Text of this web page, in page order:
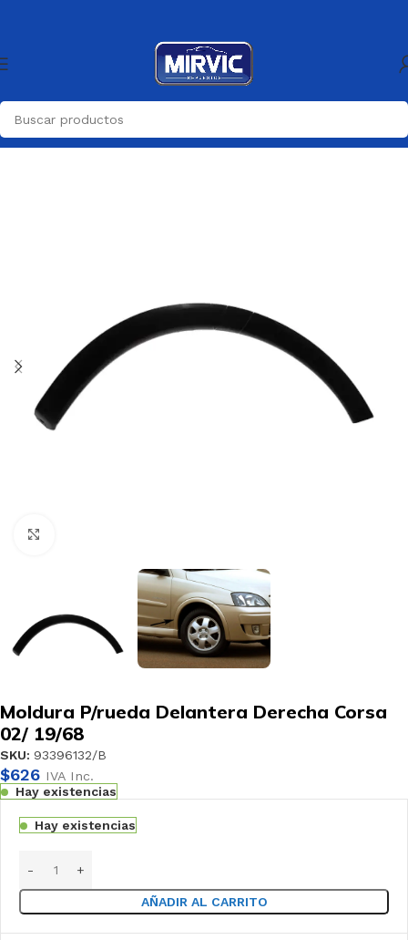
Inicio Carroceria Molduras
Moldura P/rueda Delantera Derecha Corsa
02/ 19/68
SKU: 93396132/B
$626 IVA Inc.
Hay existencias
Hay existencias
AÑADIR AL CARRITO